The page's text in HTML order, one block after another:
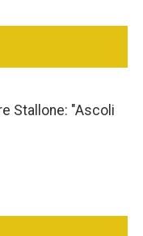
Stallone: "Ascoli